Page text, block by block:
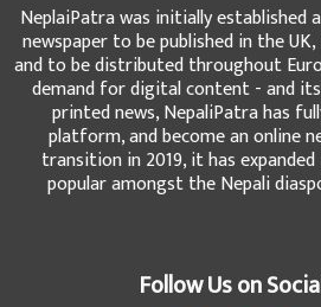
NeplaiPatra was initially established
newspaper to be published in the
and to be distributed throughout
demand for digital content - and
printed news, NepaliPatra has
platform, and become an online
transition in 2019, it has
popular amongst the Nepali
Follow Us on